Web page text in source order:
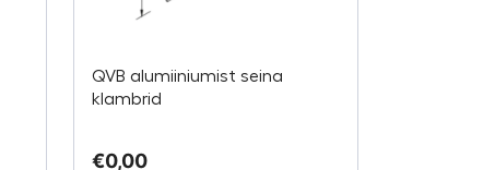
QVB alumiiniumist seina
klambrid
€0,00